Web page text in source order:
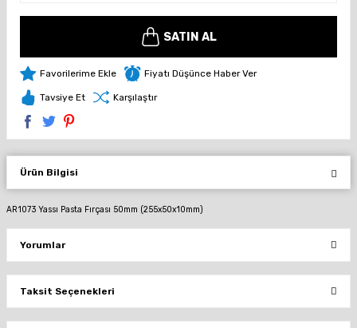
SATIN AL
Fiyatı Düşünce Haber Ver
Tavsiye Et Karşılaştır
Ürün Bilgisi
AR1073 Yassı Pasta Fırçası 50mm (255x50x10mm)
Yorumlar
Bu ürüne ilk yorumu siz yapın!
Taksit Seçenekleri